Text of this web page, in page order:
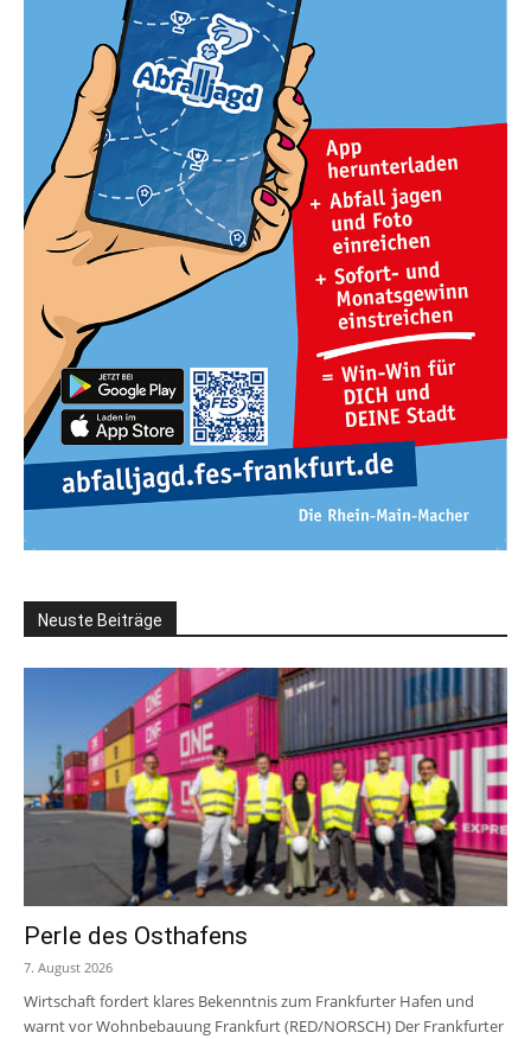
Neuste Beiträge
Perle des Osthafens
7. August 2026
Wirtschaft fordert klares Bekenntnis zum Frankfurter Hafen und
warnt vor Wohnbebauung Frankfurt (RED/NORSCH) Der Frankfurter